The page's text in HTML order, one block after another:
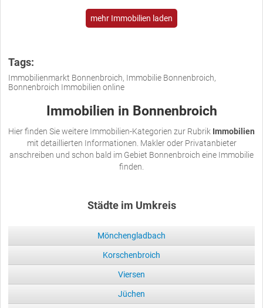
mehr Immobilien laden
Tags:
Immobilienmarkt Bonnenbroich, Immobilie Bonnenbroich,
Bonnenbroich Immobilien online
Immobilien in Bonnenbroich
Hier finden Sie weitere Immobilien-Kategorien zur Rubrik Immobilien
mit detaillierten Informationen. Makler oder Privatanbieter
anschreiben und schon bald im Gebiet Bonnenbroich eine Immobilie
finden.
Städte im Umkreis
Mönchengladbach
Korschenbroich
Viersen
Jüchen